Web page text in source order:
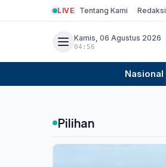
LIVE Tentang Kami Redaksi
Kamis, 06 Agustus 2026
04:56
Nasional
Pilihan